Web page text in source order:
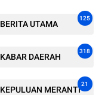
BERITA UTAMA
125
KABAR DAERAH
318
KEPULUAN MERANTI
21